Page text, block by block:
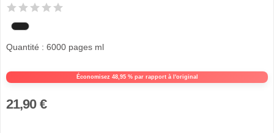
Économisez 48,95 % par rapport à l'original
Quantité : 6000 pages ml
21,90 €